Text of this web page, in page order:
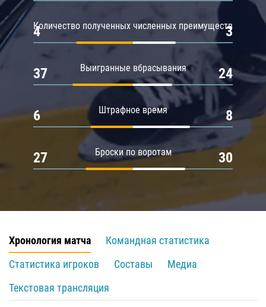
Количество полученных численных преимуществ
4 3
Выигранные вбрасывания
37 24
Штрафное время
6 8
Броски по воротам
27 30
Хронология матча
Командная статистика
Статистика игроков
Составы
Медиа
Текстовая трансляция